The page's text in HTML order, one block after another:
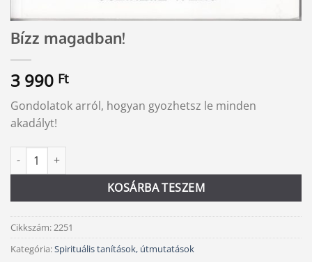
Bízz magadban!
3 990 Ft
Gondolatok arról, hogyan gyozhetsz le minden
akadályt!
Bízz magadban! mennyiség
KOSÁRBA TESZEM
Alternative:
Cikkszám: 2251
Kategória:Spirituális tanítások, útmutatások